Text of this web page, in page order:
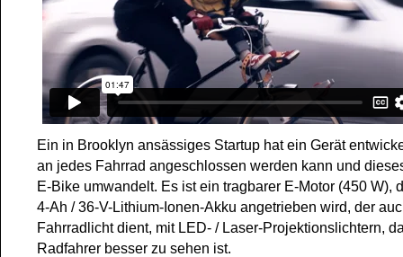
Ein in Brooklyn ansässiges Startup hat ein Gerät
an jedes Fahrrad angeschlossen werden kann und
E-Bike umwandelt. Es ist ein tragbarer E-Motor (450 W),
4-Ah / 36-V-Lithium-Ionen-Akku angetrieben wird, der
Fahrradlicht dient, mit LED- / Laser-Projektionslichtern,
Radfahrer besser zu sehen ist.